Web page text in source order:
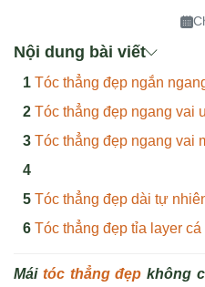
Nội dung bài viết
Tóc thẳng đẹp ngắn
Tóc thẳng đẹp ngang vai
Tóc thẳng đẹp ngang vai
Tóc thẳng đẹp dài tự
Tóc thẳng đẹp tỉa layer cá
Mái tóc thẳng đẹp không